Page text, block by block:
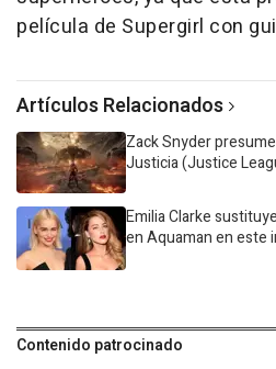
película de Supergirl con
Artículos Relacionados
Zack Snyder
Justicia (Justice
Emilia Clarke
en Aquaman en este
Contenido patrocinado